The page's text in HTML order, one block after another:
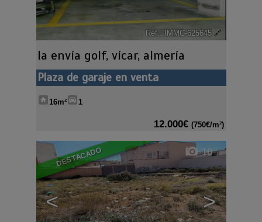
Ref.. IMMC-625645 🔗
la envía golf, vícar, almería
Plaza de garaje en venta
16m² 1
12.000€ (750€/m²)
DESTACADO
< >
10